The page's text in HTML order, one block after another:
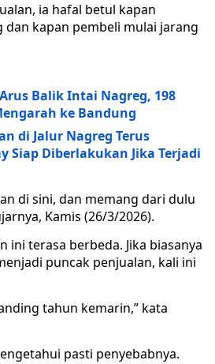
ia hafal betul kapan
kapan pembeli mulai jarang
Balik Intai Nagreg, 198
ke Bandung
di Jalur Nagreg Terus
Siap Diberlakukan Jika Terjadi
di sini, dan memang dari dulu
Kamis (26/3/2026).
ini terasa berbeda. Jika biasanya
puncak penjualan, kali ini
tahun kemarin,” kata
pasti penyebabnya.